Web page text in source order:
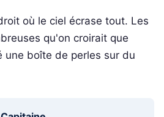
où le ciel écrase tout. Les
qu'on croirait que
une boîte de perles sur du